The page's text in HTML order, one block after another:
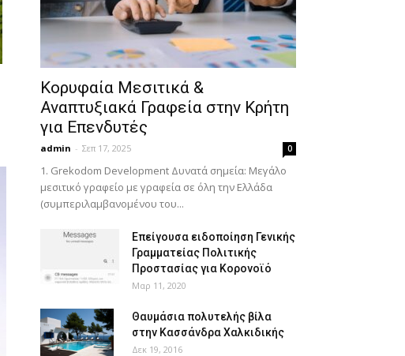
Κορυφαία Μεσιτικά &
Αναπτυξιακά Γραφεία στην Κρήτη
για Επενδυτές
admin - Σεπ 17, 2025 0
1. Grekodom Development Δυνατά σημεία: Μεγάλο
μεσιτικό γραφείο με γραφεία σε όλη την Ελλάδα
(συμπεριλαμβανομένου του...
Επείγουσα ειδοποίηση Γενικής
Γραμματείας Πολιτικής
Προστασίας για Κορονοϊό
Μαρ 11, 2020
Θαυμάσια πολυτελής βίλα
στην Κασσάνδρα Χαλκιδικής
Δεκ 19, 2016